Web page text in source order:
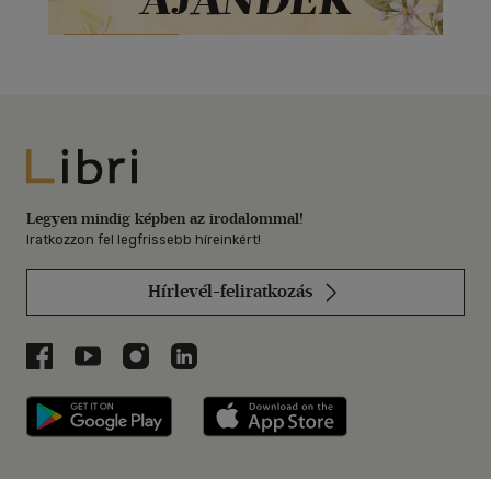
Libri
Legyen mindig képben az irodalommal!
Iratkozzon fel legfrissebb híreinkért!
Hírlevél-feliratkozás
Libri a Facebookon
Libri a Youtube-on
Libri az Instagramon
Libri a LinkedInen
Libri applikáció Szerezd meg: Google